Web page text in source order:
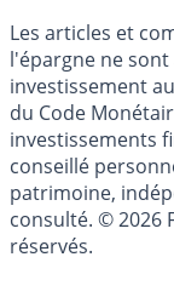
Cookies
Les articles et
l'épargne ne
investissement
du Code
investissements
conseillé
patrimoine,